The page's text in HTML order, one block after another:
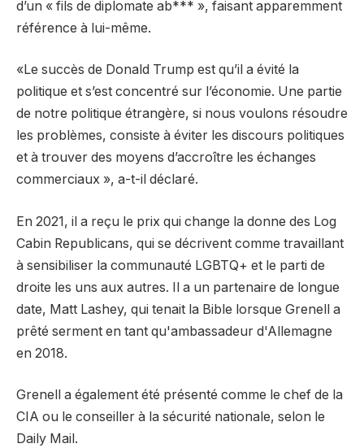
d’un « fils de diplomate ab*** », faisant apparemment
référence à lui-même.
«Le succès de Donald Trump est qu’il a évité la
politique et s’est concentré sur l’économie. Une partie
de notre politique étrangère, si nous voulons résoudre
les problèmes, consiste à éviter les discours politiques
et à trouver des moyens d’accroître les échanges
commerciaux », a-t-il déclaré.
En 2021, il a reçu le prix qui change la donne des Log
Cabin Republicans, qui se décrivent comme travaillant
à sensibiliser la communauté LGBTQ+ et le parti de
droite les uns aux autres. Il a un partenaire de longue
date, Matt Lashey, qui tenait la Bible lorsque Grenell a
prêté serment en tant qu'ambassadeur d'Allemagne
en 2018.
Grenell a également été présenté comme le chef de la
CIA ou le conseiller à la sécurité nationale, selon le
Daily Mail.